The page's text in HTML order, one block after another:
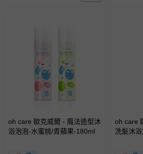
oh care 歐克威爾 - 魔法造型沐
浴泡泡-水蜜桃/青蘋果-180ml
oh care
洗髮沐